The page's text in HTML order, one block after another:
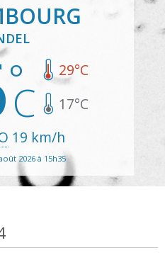
29°C
17°C
19 km/h
2026 à 15h35